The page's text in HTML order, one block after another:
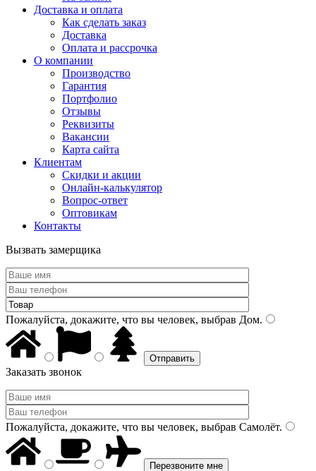
Доставка и оплата
Как сделать заказ
Доставка
Оплата и рассрочка
О компании
Производство
Гарантия
Портфолио
Отзывы
Реквизиты
Вакансии
Карта сайта
Клиентам
Скидки и акции
Онлайн-калькулятор
Вопрос-ответ
Оптовикам
Контакты
Вызвать замерщика
Пожалуйста, докажите, что вы человек, выбрав Дом.
Заказать звонок
Пожалуйста, докажите, что вы человек, выбрав Самолёт.